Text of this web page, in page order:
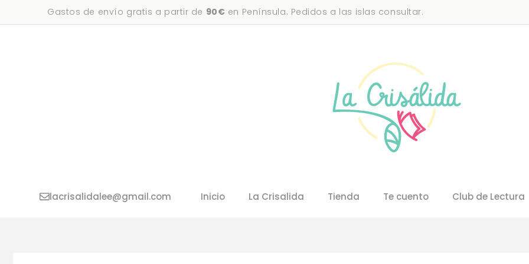
al
Gastos de envío gratis a partir de 90€ en Península. Pedidos a las islas consultar.
Inicio La Crisalida Tienda Te cuento Club de Lectura
lacrisalidalee@gmail.com